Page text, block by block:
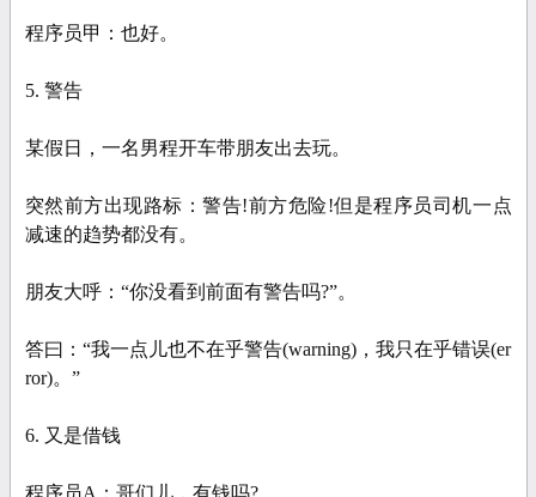
程序员甲：也好。
5. 警告
某假日，一名男程开车带朋友出去玩。
突然前方出现路标：警告!前方危险!但是程序员司机一点
减速的趋势都没有。
朋友大呼：“你没看到前面有警告吗?”。
答曰：“我一点儿也不在乎警告(warning)，我只在乎错误(er
ror)。”
6. 又是借钱
程序员A：哥们儿，有钱吗?